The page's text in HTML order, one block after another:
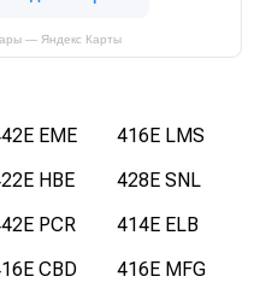
— Яндекс Карты
EME
416E LMS
HBE
428E SNL
PCR
414E ELB
CBD
416E MFG